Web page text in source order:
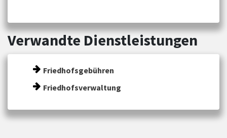
Verwandte Dienstleistungen
Friedhofsgebühren
Friedhofsverwaltung